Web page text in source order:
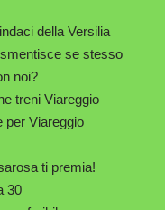
della Versilia
se stesso
noi?
treni Viareggio
per Viareggio
ti premia!
30